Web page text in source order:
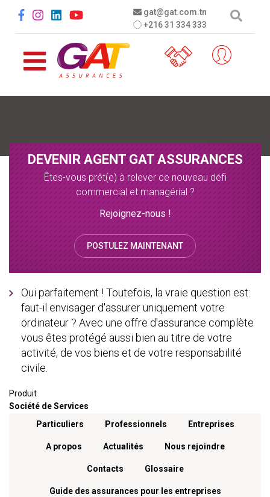
gat@gat.com.tn
+216 31 334 333
Social menu
DEVENIR AGENT GAT ASSURANCES
Êtes-vous prêt(e) à relever ce nouveau défi
commercial et managérial ?
Rejoignez-nous !
POSTULEZ MAINTENANT
Oui parfaitement ! Toutefois, la vraie question est:
faut-il envisager d'assurer uniquement votre
ordinateur ? Avec une offre d'assurance complète
vous êtes protégé aussi bien au titre de votre
activité, de vos biens et de votre responsabilité
civile.
Produit
Société de Services
Menu footer
Particuliers Professionnels Entreprises
A propos Actualités Nous rejoindre
Contacts Glossaire
Guide des assurances pour les entreprises